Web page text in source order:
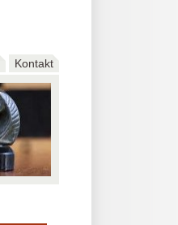
Kontakt